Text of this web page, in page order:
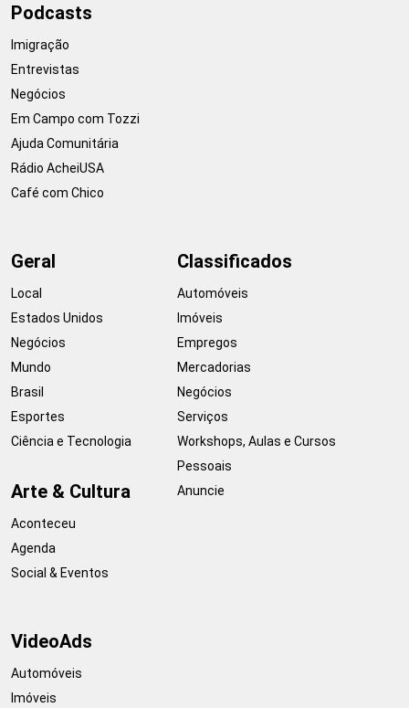
Podcasts
Imigração
Entrevistas
Negócios
Em Campo com Tozzi
Ajuda Comunitária
Rádio AcheiUSA
Café com Chico
Geral
Local
Estados Unidos
Negócios
Mundo
Brasil
Esportes
Ciência e Tecnologia
Arte & Cultura
Aconteceu
Agenda
Social & Eventos
Classificados
Automóveis
Imóveis
Empregos
Mercadorias
Negócios
Serviços
Workshops, Aulas e Cursos
Pessoais
Anuncie
VideoAds
Automóveis
Imóveis